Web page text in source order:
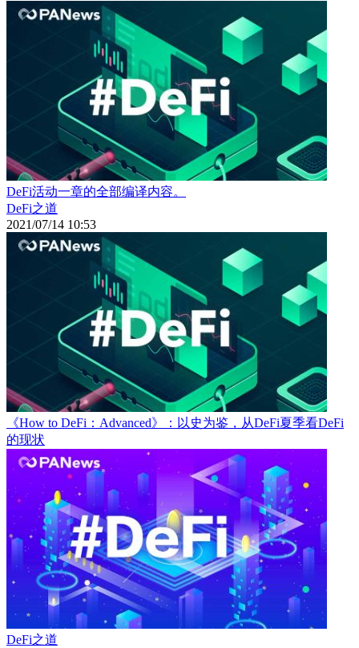
DeFi活动一章的全部编译内容。
DeFi之道
2021/07/14 10:53
《How to DeFi：Advanced》：以史为鉴，从DeFi夏季看DeFi
的现状
DeFi之道